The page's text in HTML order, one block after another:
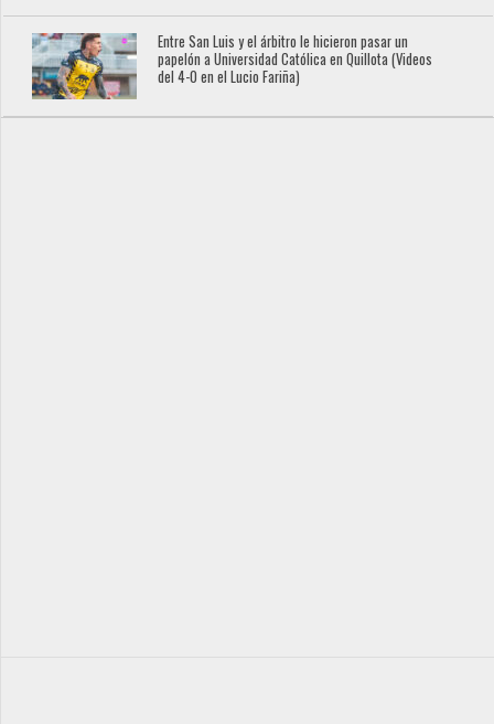
Entre San Luis y el árbitro le hicieron pasar un
papelón a Universidad Católica en Quillota (Videos
del 4-0 en el Lucio Fariña)